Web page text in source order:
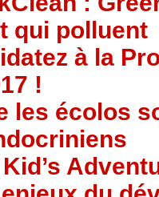
qui polluent
à la
!
les écolos